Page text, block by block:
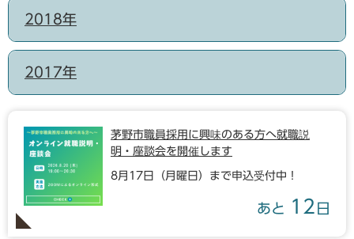
2018年
2017年
茅野市職員採用に興味のある方へ就職説
明・座談会を開催します
8月17日（月曜日）まで申込受付中！
あと 12 日